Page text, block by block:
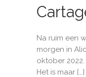
Na ruim een
morgen in
oktober
Het is maar […]